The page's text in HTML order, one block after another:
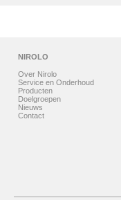
NIROLO
Over Nirolo
Service en Onderhoud
Producten
Doelgroepen
Nieuws
Contact